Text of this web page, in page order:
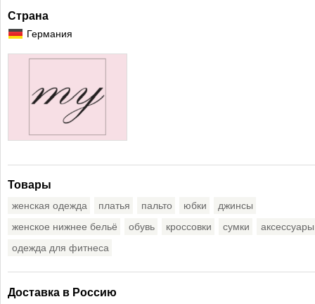
Страна
Германия
Товары
женская одежда платья пальто юбки
джинсы
женское нижнее бельё
обувь кроссовки сумки
аксессуары
одежда для фитнеса
Доставка в Россию